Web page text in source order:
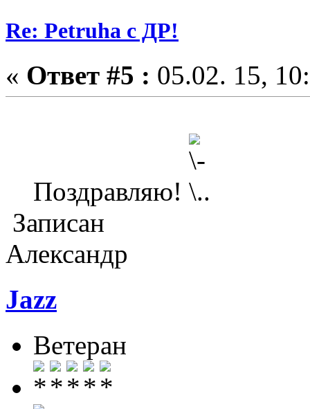
Re: Petruha с ДР!
« Ответ #5 : 05.02. 15,
Поздравляю!
Записан
Александр
Jazz
Ветеран